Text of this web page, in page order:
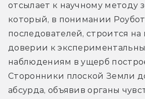
отсылает к научному методу
который, в понимании
последователей, строится на
доверии к
наблюдениям в ущерб
Сторонники плоской Земли
абсурда, объявив органы